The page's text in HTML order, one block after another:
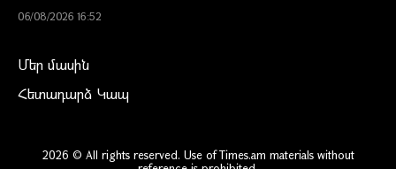
06/08/2026 16:52
Մեր մասին
Հետադարձ Կապ
2026 © All rights reserved. Use of Times.am materials without